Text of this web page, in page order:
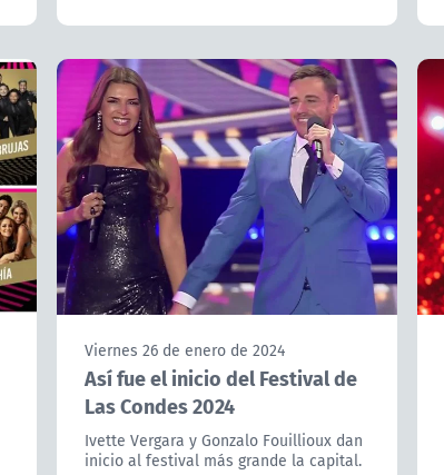
Viernes 26 de enero de 2024
Así fue el inicio del Festival de
Las Condes 2024
Ivette Vergara y Gonzalo Fouillioux dan
inicio al festival más grande la capital.